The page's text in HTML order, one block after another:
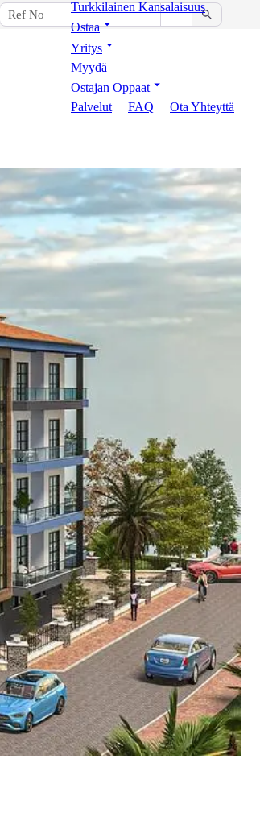
Turkkilainen Kansalaisuus
Ostaa
Yritys
Myydä
Ostajan Oppaat
Palvelut
FAQ Ota Yhteyttä